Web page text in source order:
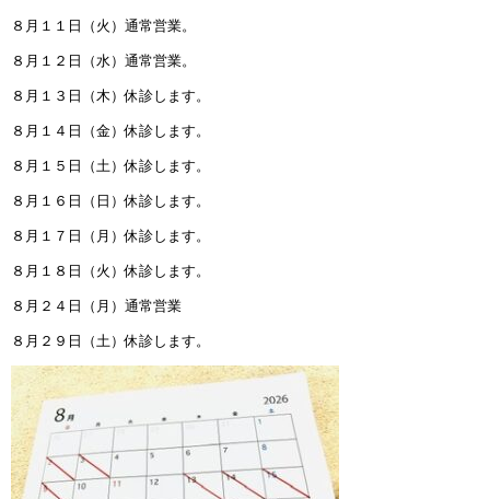
８月１１日（火）通常営業。
８月１２日（水）通常営業。
８月１３日（木）休診します。
８月１４日（金）休診します。
８月１５日（土）休診します。
８月１６日（日）休診します。
８月１７日（月）休診します。
８月１８日（火）休診します。
８月２４日（月）通常営業
８月２９日（土）休診します。